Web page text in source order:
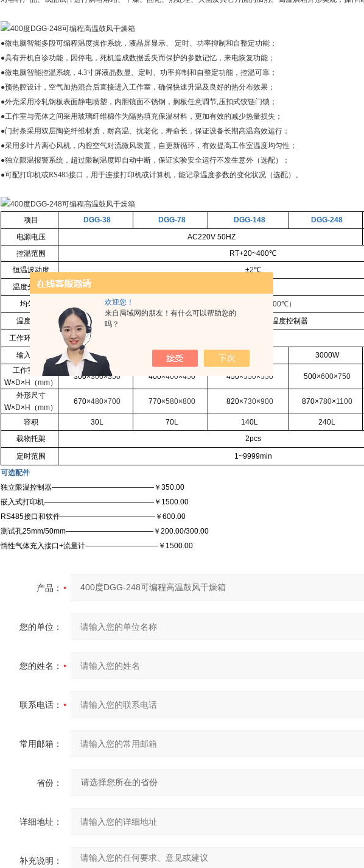
欢迎您！
来自局域网的朋友！有什么可以帮助您的
吗？
●微电脑智能多段可编程温度操作系统，液晶屏显示、 定时、功率抑制和自整定功能 ；
●具有开机自诊功能，因停电，死机造成数据丢失而保护的参数记忆，来电恢复功能；
●微电脑智能控温系统，4.3寸屏液晶数显、定时、功率抑制和自整定功能，控温可靠；
●预热腔设计，空气加热混合后直接进入工作室，确保快速升温及良好的热分布效果；
●外壳采用冷轧钢板表面静电喷塑，内胆镜面不锈钢，搁板任意调节,压扣式铰链门锁；
●工作室与壳体之间采用玻璃纤维棉作为隔热填充保温材料，更加有效的减少热量损失；
●门封条采用双层陶瓷纤维材质，耐高温、抗老化，寿命长，保证设备长期高温高效运行；
●采用多叶片离心风机，内腔空气对流微风装置，自更新循环，有效提高工作室温度均匀性；
●独立限温报警系统，超过限制温度即自动中断，保证实验安全运行不发生意外（选配）
；
●可配打印机或RS485接口，用于连接打印机或计算机，能记录温度参数的变化状况（选配） 。
项目 DGG-38 DGG-78 DGG-148 DGG-248
电源电压
AC220V 50HZ
控温范围
RT+20~400℃
恒温波动度
±2℃
温度分辨率
均匀度
100℃）
温度控制
微电脑智能多段可编程温度控制器
工作环境温度
输入功率
1800W 2050W 3000W
工作室尺寸
W× D× H （mm）
300×300×350 400×400×450 450×550×550 500×600×750
外形尺寸
W× D× H （mm）
670×480×700 770×580×800 820×730×900 870×780×1100
容积 30L 70L 140L 240L
载物托架
2pcs
定时范围
1~9999min
可选配件
独立限温控制器——————————————￥ 350.00
嵌入式打印机———————————————￥ 1500.00
RS485接口和软件—————————————￥ 600.00
测试孔25mm/50mm————————————￥ 200.00/300.00
惰性气体充入接口+流量计——————————￥ 1500.00
产品：
您的单位：
您的姓名：
联系电话：
常用邮箱：
省份：
详细地址：
补充说明：